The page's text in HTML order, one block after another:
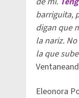
barriguita,
digan que
la nariz.
la que
Eleonora